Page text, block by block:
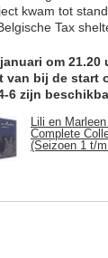
kwam tot
Tax
om
van bij de start
6 zijn
Lili en
Complete
(Seizoen 1 t/